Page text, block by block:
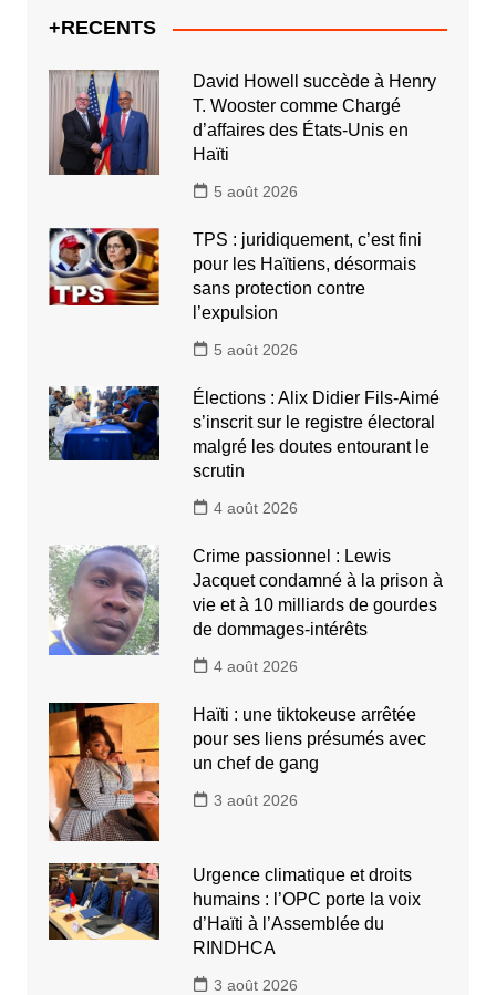
+RECENTS
David Howell succède à Henry
T. Wooster comme Chargé
d’affaires des États-Unis en
Haïti
5 août 2026
TPS : juridiquement, c’est fini
pour les Haïtiens, désormais
sans protection contre
l’expulsion
5 août 2026
Élections : Alix Didier Fils-Aimé
s’inscrit sur le registre électoral
malgré les doutes entourant le
scrutin
4 août 2026
Crime passionnel : Lewis
Jacquet condamné à la prison à
vie et à 10 milliards de gourdes
de dommages-intérêts
4 août 2026
Haïti : une tiktokeuse arrêtée
pour ses liens présumés avec
un chef de gang
3 août 2026
Urgence climatique et droits
humains : l’OPC porte la voix
d’Haïti à l’Assemblée du
RINDHCA
3 août 2026